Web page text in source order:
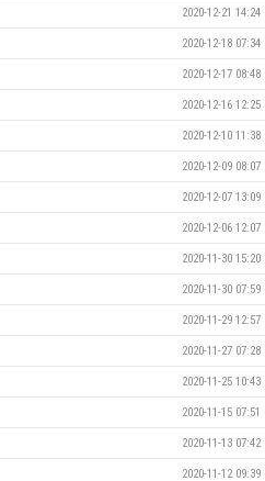
2020-12-21 14:24
2020-12-18 07:34
2020-12-17 08:48
2020-12-16 12:25
2020-12-10 11:38
2020-12-09 08:07
2020-12-07 13:09
2020-12-06 12:07
2020-11-30 15:20
2020-11-30 07:59
2020-11-29 12:57
2020-11-27 07:28
2020-11-25 10:43
2020-11-15 07:51
2020-11-13 07:42
2020-11-12 09:39